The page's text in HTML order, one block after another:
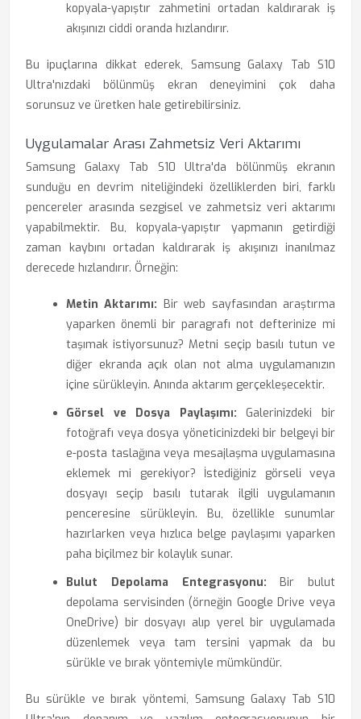
kopyala-yapıştır zahmetini ortadan kaldırarak iş
akışınızı ciddi oranda hızlandırır.
Bu ipuçlarına dikkat ederek, Samsung Galaxy Tab S10
Ultra'nızdaki bölünmüş ekran deneyimini çok daha
sorunsuz ve üretken hale getirebilirsiniz.
Uygulamalar Arası Zahmetsiz Veri Aktarımı
Samsung Galaxy Tab S10 Ultra'da bölünmüş ekranın
sunduğu en devrim niteliğindeki özelliklerden biri, farklı
pencereler arasında sezgisel ve zahmetsiz veri aktarımı
yapabilmektir. Bu, kopyala-yapıştır yapmanın getirdiği
zaman kaybını ortadan kaldırarak iş akışınızı inanılmaz
derecede hızlandırır. Örneğin:
Metin Aktarımı: Bir web sayfasından araştırma
yaparken önemli bir paragrafı not defterinize mi
taşımak istiyorsunuz? Metni seçip basılı tutun ve
diğer ekranda açık olan not alma uygulamanızın
içine sürükleyin. Anında aktarım gerçekleşecektir.
Görsel ve Dosya Paylaşımı: Galerinizdeki bir
fotoğrafı veya dosya yöneticinizdeki bir belgeyi bir
e-posta taslağına veya mesajlaşma uygulamasına
eklemek mi gerekiyor? İstediğiniz görseli veya
dosyayı seçip basılı tutarak ilgili uygulamanın
penceresine sürükleyin. Bu, özellikle sunumlar
hazırlarken veya hızlıca belge paylaşımı yaparken
paha biçilmez bir kolaylık sunar.
Bulut Depolama Entegrasyonu: Bir bulut
depolama servisinden (örneğin Google Drive veya
OneDrive) bir dosyayı alıp yerel bir uygulamada
düzenlemek veya tam tersini yapmak da bu
sürükle ve bırak yöntemiyle mümkündür.
Bu sürükle ve bırak yöntemi, Samsung Galaxy Tab S10